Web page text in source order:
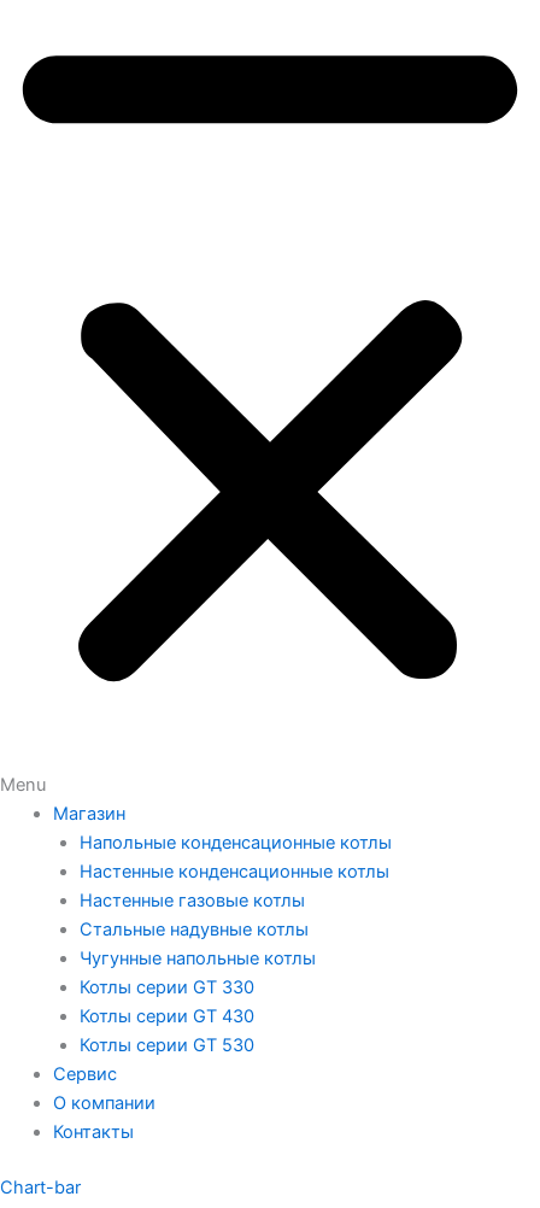
Menu
Магазин
Напольные конденсационные котлы
Настенные конденсационные котлы
Настенные газовые котлы
Стальные надувные котлы
Чугунные напольные котлы
Котлы серии GT 330
Котлы серии GT 430
Котлы серии GT 530
Сервис
О компании
Контакты
Chart-bar